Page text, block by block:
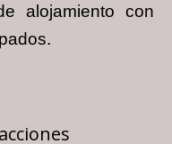
alojamiento con